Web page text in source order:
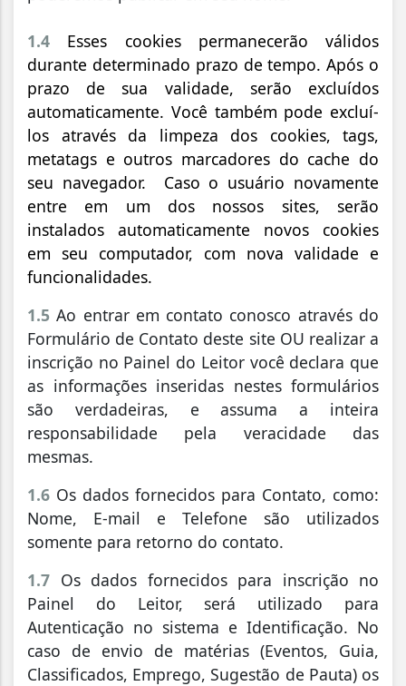
1.4 Esses cookies permanecerão válidos
durante determinado prazo de tempo. Após o
prazo de sua validade, serão excluídos
automaticamente. Você também pode excluí-
los através da limpeza dos cookies, tags,
metatags e outros marcadores do cache do
seu navegador. Caso o usuário novamente
entre em um dos nossos sites, serão
instalados automaticamente novos cookies
em seu computador, com nova validade e
funcionalidades.
1.5 Ao entrar em contato conosco através do
Formulário de Contato deste site OU realizar a
inscrição no Painel do Leitor você declara que
as informações inseridas nestes formulários
são verdadeiras, e assuma a inteira
responsabilidade pela veracidade das
mesmas.
1.6 Os dados fornecidos para Contato, como:
Nome, E-mail e Telefone são utilizados
somente para retorno do contato.
1.7 Os dados fornecidos para inscrição no
Painel do Leitor, será utilizado para
Autenticação no sistema e Identificação. No
caso de envio de matérias (Eventos, Guia,
Classificados, Emprego, Sugestão de Pauta) os